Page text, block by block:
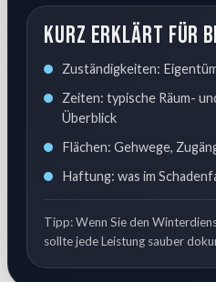
Kurz erklärt für
Zuständigkeiten:
Zeiten: typische Räum-
Überblick
Flächen: Gehwege,
Haftung: was im
Tipp: Wenn Sie den
sollte jede Leistung sauber